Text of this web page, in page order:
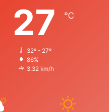
27 ℃
32º - 27º
86%
3.32 km/h